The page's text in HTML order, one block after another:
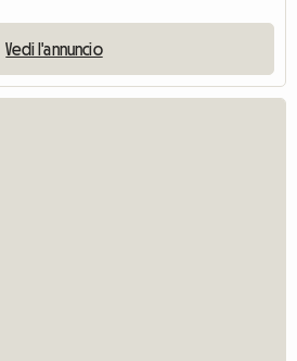
Vedi l'annuncio